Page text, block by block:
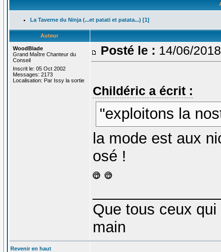
La Taverne du Ninja (...et patati et patata...) [1]
Auteur
WoodBlade
Grand Maître Chanteur du
Conseil
Inscrit le: 05 Oct 2002
Messages: 2173
Localisation: Par Issy la sortie
Posté le : 14/06/
Childéric a écrit :
"exploitons la
la mode est aux
osé !
Que tous ceux
main
Revenir en haut